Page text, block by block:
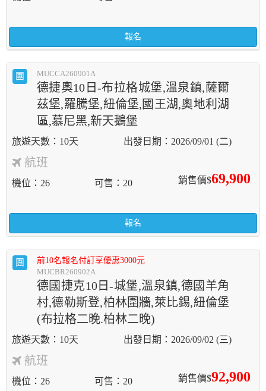
報名
團 MUCCA260901A
德捷奧10日-布拉格城堡,溫泉鎮,薩爾
茲堡,羅騰堡,紐倫堡,國王湖,奧地利湖
區,慕尼黑,新天鵝堡
10天 2026/09/01 (二)
航班
銷售價$69,900
機位 26 可售 20
報名
團
前10名報名付訂享優惠3000元
MUCBR260902A
德國捷克10日-城堡,溫泉鎮,德國羊角
村,德勒斯登,柏林圍牆,萊比錫,紐倫堡
(布拉格二晚.柏林二晚)
10天 2026/09/02 (三)
航班
銷售價$92,900
機位 26 可售 20